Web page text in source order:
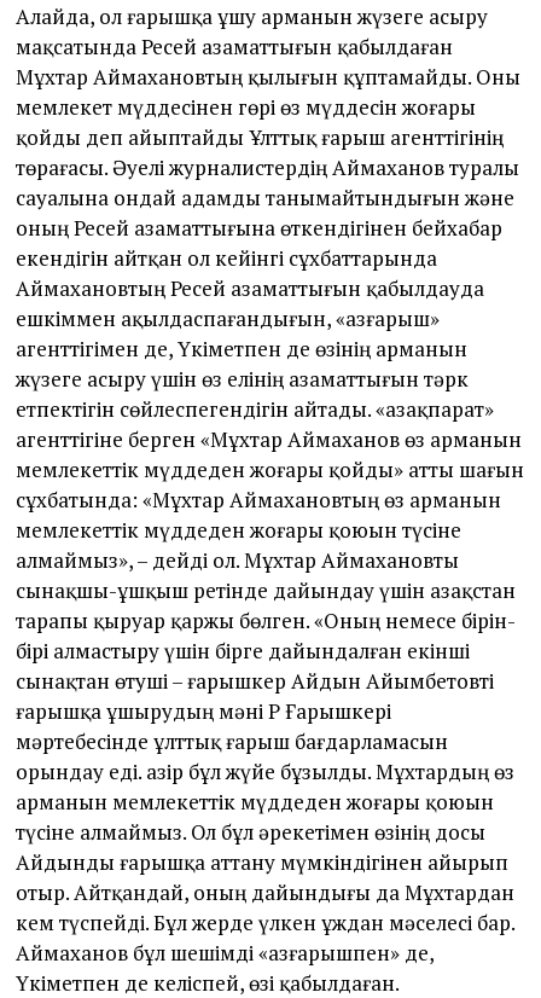
Алайда, ол ғарышқа ұшу арманын жүзеге асыру
мақсатында Ресей азаматтығын қабылдаған
Мұхтар Аймахановтың қылығын құптамайды. Оны
мемлекет мүддесінен гөрі өз мүддесін жоғары
қойды деп айыптайды Ұлттық ғарыш агенттігінің
төрағасы. Әуелі журналистердің Аймаханов туралы
сауалына ондай адамды танымайтындығын және
оның Ресей азаматтығына өткендігінен бейхабар
екендігін айтқан ол кейінгі сұхбаттарында
Аймахановтың Ресей азаматтығын қабылдауда
ешкіммен ақылдаспағандығын, «Қазғарыш»
агенттігімен де, Үкіметпен де өзінің арманын
жүзеге асыру үшін өз елінің азаматтығын тәрк
етпектігін сөйлеспегендігін айтады. «Қазақпарат»
агенттігіне берген «Мұхтар Аймаханов өз арманын
мемлекеттік мүддеден жоғары қойды» атты шағын
сұхбатында: «Мұхтар Аймахановтың өз арманын
мемлекеттік мүддеден жоғары қоюын түсіне
алмаймыз», – дейді ол. Мұхтар Аймахановты
сынақшы-ұшқыш ретінде дайындау үшін Қазақстан
тарапы қыруар қаржы бөлген. «Оның немесе бірін-
бірі алмастыру үшін бірге дайындалған екінші
сынақтан өтуші – ғарышкер Айдын Айымбетовті
ғарышқа ұшырудың мәні ҚР Ғарышкері
мәртебесінде ұлттық ғарыш бағдарламасын
орындау еді. Қазір бұл жүйе бұзылды. Мұхтардың өз
арманын мемлекеттік мүддеден жоғары қоюын
түсіне алмаймыз. Ол бұл әрекетімен өзінің досы
Айдынды ғарышқа аттану мүмкіндігінен айырып
отыр. Айтқандай, оның дайындығы да Мұхтардан
кем түспейді. Бұл жерде үлкен ұждан мәселесі бар.
Аймаханов бұл шешімді «Қазғарышпен» де,
Үкіметпен де келіспей, өзі қабылдаған.